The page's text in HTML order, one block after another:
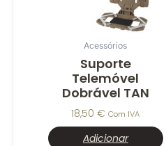
Acessórios
Suporte
Telemóvel
Dobrável TAN
18,50€ Com IVA
Adicionar